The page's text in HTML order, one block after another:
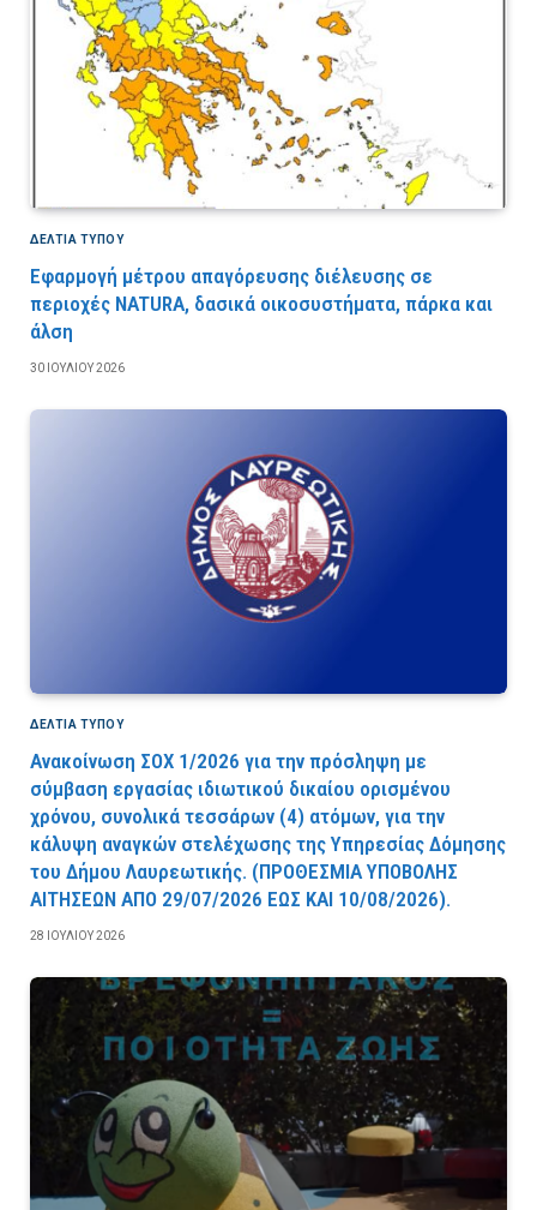
ΔΕΛΤΙΑ ΤΥΠΟΥ
Εφαρμογή μέτρου απαγόρευσης διέλευσης σε
περιοχές NATURA, δασικά οικοσυστήματα, πάρκα και
άλση
30 ΙΟΥΛΊΟΥ 2026
ΔΕΛΤΙΑ ΤΥΠΟΥ
Ανακοίνωση ΣΟΧ 1/2026 για την πρόσληψη με
σύμβαση εργασίας ιδιωτικού δικαίου ορισμένου
χρόνου, συνολικά τεσσάρων (4) ατόμων, για την
κάλυψη αναγκών στελέχωσης της Υπηρεσίας Δόμησης
του Δήμου Λαυρεωτικής. (ΠPOΘEΣMIA YΠOBOΛHΣ
AITHΣEΩN AΠO 29/07/2026 EΩΣ KAI 10/08/2026).
28 ΙΟΥΛΊΟΥ 2026